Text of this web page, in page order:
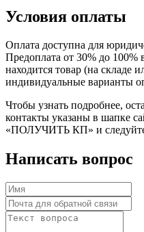
Условия оплаты
Оплата доступна для
Предоплата от 30% до 100%
находится товар (на складе
индивидуальные варианты
Чтобы узнать подробнее,
контакты указаны в шапке
«ПОЛУЧИТЬ КП» и
Написать вопрос